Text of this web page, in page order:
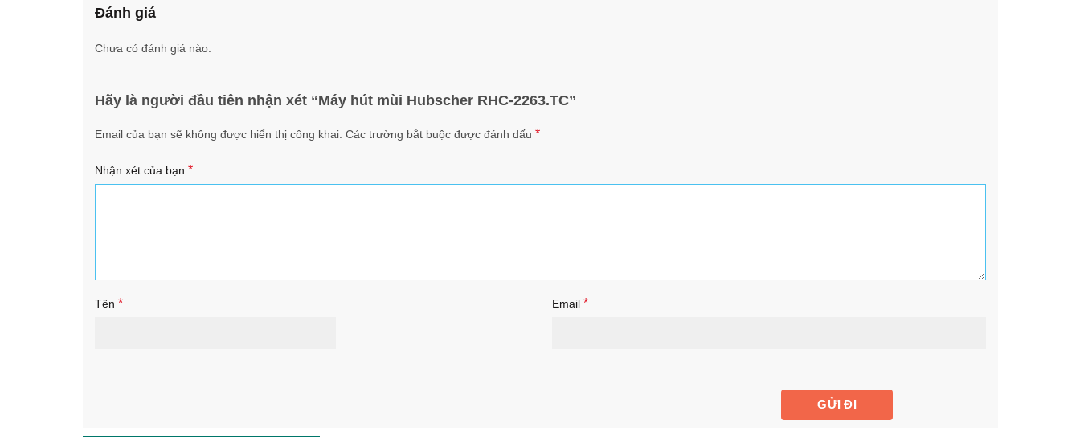
Đánh giá
Chưa có đánh giá nào.
Hãy là người đầu tiên nhận xét “Máy hút mùi Hubscher RHC-2263.TC”
Email của bạn sẽ không được hiển thị công khai. Các trường bắt buộc được đánh dấu *
Nhận xét của bạn *
Tên * Email *